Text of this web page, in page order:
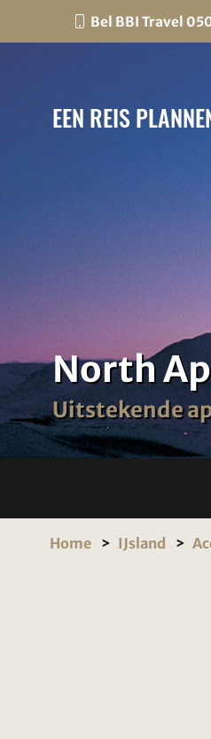
Bel BBI Travel
EEN REIS
North
Uitstekende
Home IJsland